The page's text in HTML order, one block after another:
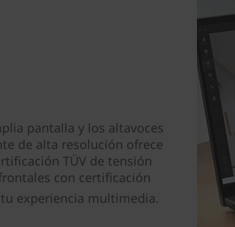
pantalla y los altavoces
de alta resolución ofrece
TÜV de tensión
con certificación
experiencia multimedia.